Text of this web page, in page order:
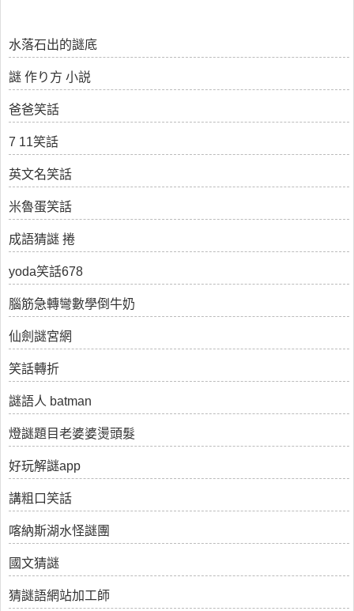
水落石出的謎底
謎 作り方 小説
爸爸笑話
7 11笑話
英文名笑話
米魯蛋笑話
成語猜謎 捲
yoda笑話678
腦筋急轉彎數學倒牛奶
仙劍謎宮網
笑話轉折
謎語人 batman
燈謎題目老婆婆燙頭髮
好玩解謎app
講粗口笑話
喀納斯湖水怪謎團
國文猜謎
猜謎語網站加工師